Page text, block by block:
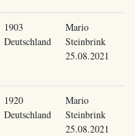
1903
Deutschland
Mario
Steinbrink
25.08.2021
1920
Deutschland
Mario
Steinbrink
25.08.2021